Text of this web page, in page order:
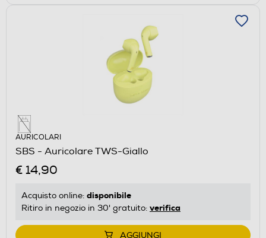
AURICOLARI
SBS - Auricolare TWS-Giallo
€ 14,90
Acquisto online: disponibile
Ritiro in negozio in 30' gratuito: verifica
AGGIUNGI